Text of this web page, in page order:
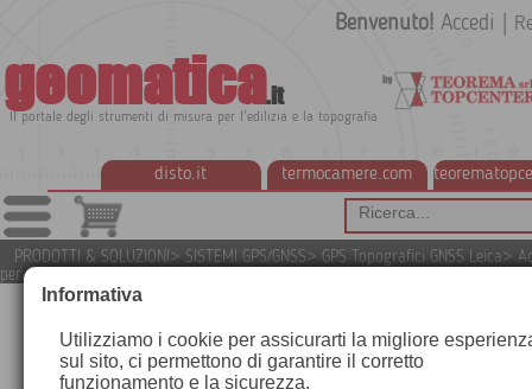
geomatica.it
Il portale degli strumenti di misura per l'edilizia e la topografia
disto.it termocamere.com
Benvenuto! Accedi
PRODOTTI & SOLUZIONI> SISTEMI GPS/GNSS> GPS Topografici GNSS Leica >
per GPS Leica
Informativa
Utilizziamo i cookie per assicurarti la migliore
sul sito, ci permettono di garantire il corretto
funzionamento e la sicurezza.